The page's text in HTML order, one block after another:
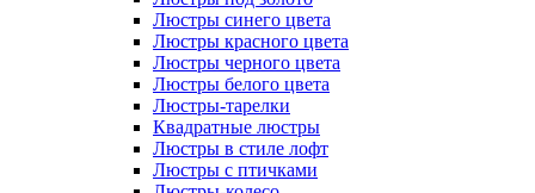
Люстры синего цвета
Люстры красного цвета
Люстры черного цвета
Люстры белого цвета
Люстры-тарелки
Квадратные люстры
Люстры в стиле лофт
Люстры с птичками